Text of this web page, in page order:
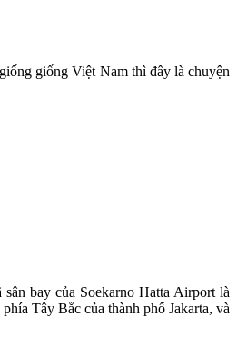
giống Việt Nam thì đây là chuyện
bay của Soekarno Hatta Airport là
Tây Bắc của thành phố Jakarta, và